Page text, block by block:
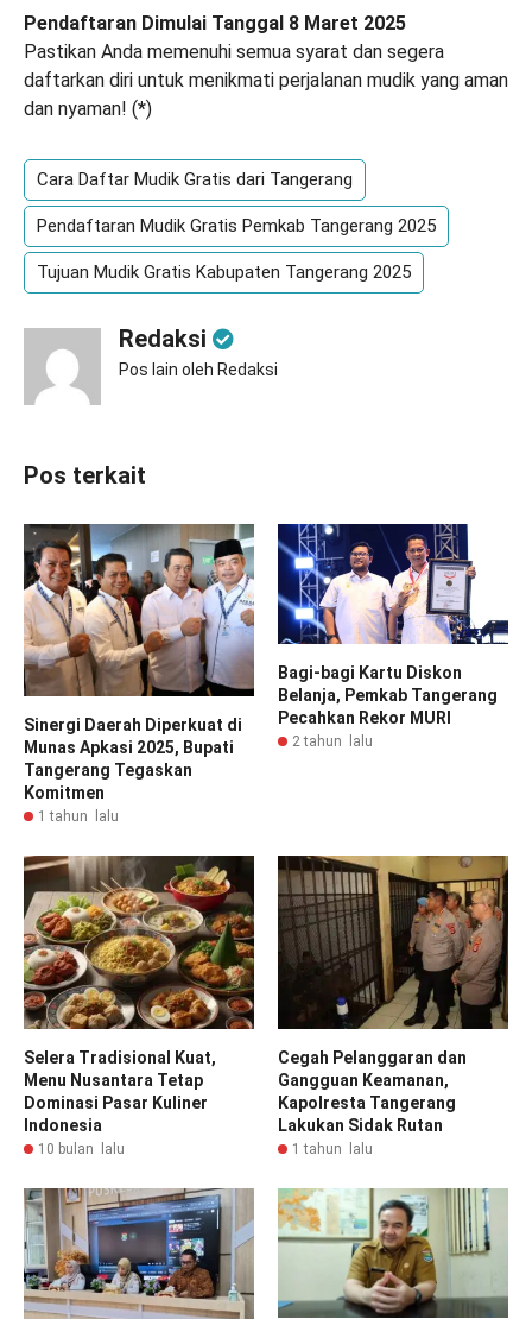
Pendaftaran Dimulai Tanggal 8 Maret 2025
Pastikan Anda memenuhi semua syarat dan segera
daftarkan diri untuk menikmati perjalanan mudik yang aman
dan nyaman! (*)
Cara Daftar Mudik Gratis dari Tangerang
Pendaftaran Mudik Gratis Pemkab Tangerang 2025
Tujuan Mudik Gratis Kabupaten Tangerang 2025
Redaksi
Pos lain oleh Redaksi
Pos terkait
Sinergi Daerah Diperkuat di
Munas Apkasi 2025, Bupati
Tangerang Tegaskan
Komitmen
1 tahun lalu
Bagi-bagi Kartu Diskon
Belanja, Pemkab Tangerang
Pecahkan Rekor MURI
2 tahun lalu
Selera Tradisional Kuat,
Menu Nusantara Tetap
Dominasi Pasar Kuliner
Indonesia
10 bulan lalu
Cegah Pelanggaran dan
Gangguan Keamanan,
Kapolresta Tangerang
Lakukan Sidak Rutan
1 tahun lalu